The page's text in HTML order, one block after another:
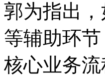
郭为指出
等辅助环节
核心业务